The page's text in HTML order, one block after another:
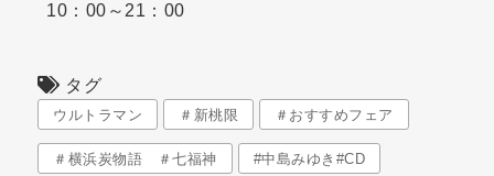
10：00～21：00
タグ
ウルトラマン ＃新桃限 ＃おすすめフェア
＃横浜炭物語 ＃七福神 #中島みゆき#CD